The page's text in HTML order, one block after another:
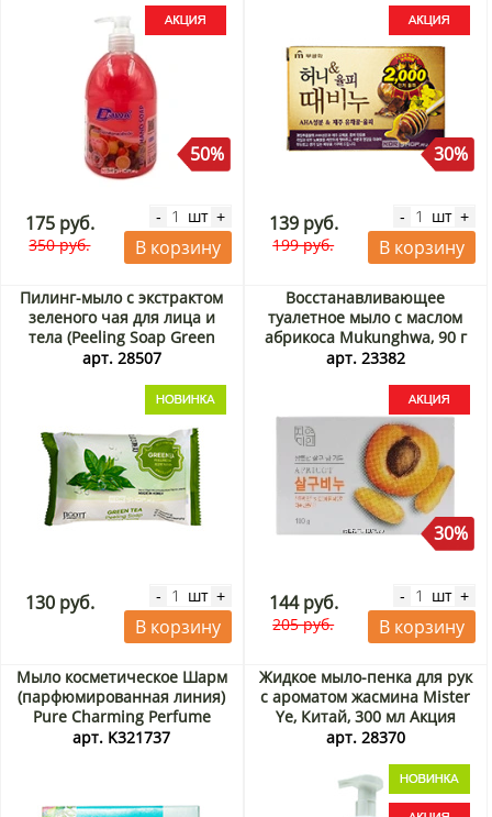
50%
175 руб.
350 руб.
- шт +
В корзину
30%
139 руб.
199 руб.
- шт +
В корзину
Пилинг-мыло с экстрактом
зеленого чая для лица и
тела (Peeling Soap Green
Tea) Jigott, Корея, 150 г
арт. 28507
130 руб. - шт +
В корзину
Восстанавливающее
туалетное мыло с маслом
абрикоса Mukunghwa, 90 г
Акция
арт. 23382
30%
144 руб.
205 руб.
- шт +
В корзину
Мыло косметическое Шарм
(парфюмированная линия)
Pure Charming Perfume
KeraSys, Корея, 90 г
арт. K321737
Жидкое мыло-пенка для рук
с ароматом жасмина Mister
Ye, Китай, 300 мл Акция
арт. 28370